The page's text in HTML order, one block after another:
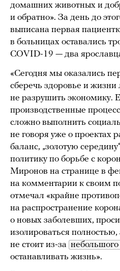
домашних животных и
и обратно». За день до
выписана первая
в больницах оставались
COVID-19 — два
«Сегодня мы оказались
сберечь здоровье и
не разрушить экономику.
производственные
сложно выполнить
не говоря уже о проектах
баланс, „золотую
политику по борьбе с
Миронов на странице в
на комментарии к своим
отмечал «крайне
на распространение
о новых заболевших,
изолироваться полностью,
не стоит из-за небольшого
останавливать жизнь».